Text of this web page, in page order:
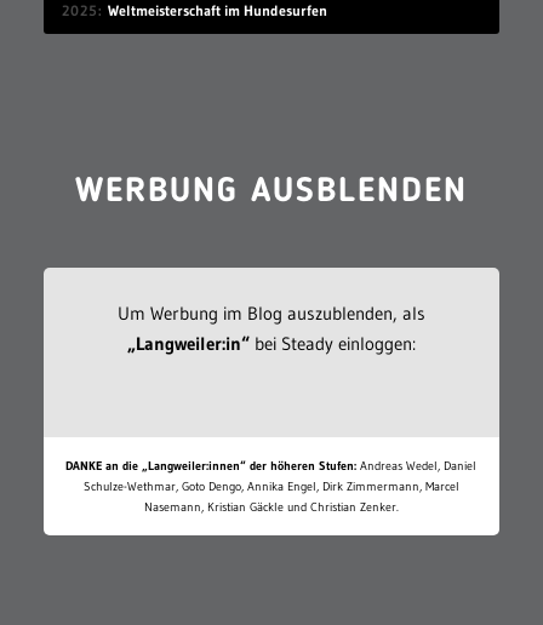
2025 Weltmeisterschaft im Hundesurfen
WERBUNG AUSBLENDEN
Um Werbung im Blog auszublenden, als
„Langweiler:in“bei Steady einloggen:
DANKE an die „Langweiler:innen“ der höheren Stufen: Andreas Wedel, Daniel
Schulze-Wethmar, Goto Dengo, Annika Engel, Dirk Zimmermann, Marcel
Nasemann, Kristian Gäckle und Christian Zenker.